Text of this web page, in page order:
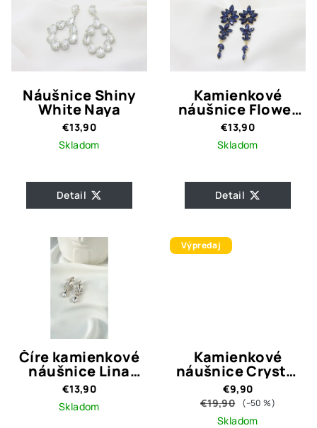
Náušnice Shiny
White Naya
€13,90
Skladom
Detail
Kamienkové
náušnice Flower
dark blue
€13,90
Skladom
Detail
Číre kamienkové
náušnice Lina
Shiny
€13,90
Skladom
Výpredaj
Kamienkové
náušnice Crystal
Siena
€9,90
€19,90
(–50 %)
Skladom